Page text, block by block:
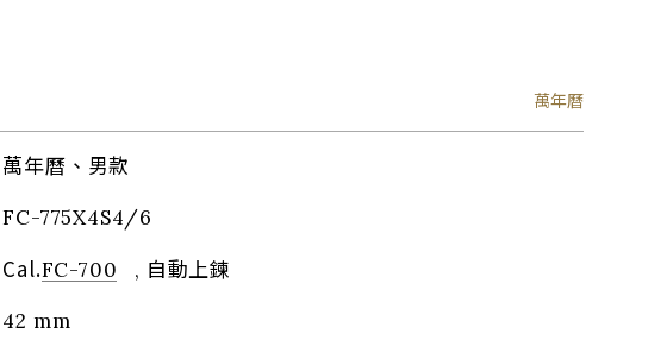
萬年曆
萬年曆、男款
FC-775X4S4/6
Cal.FC-700 , 自動上鍊
42 mm